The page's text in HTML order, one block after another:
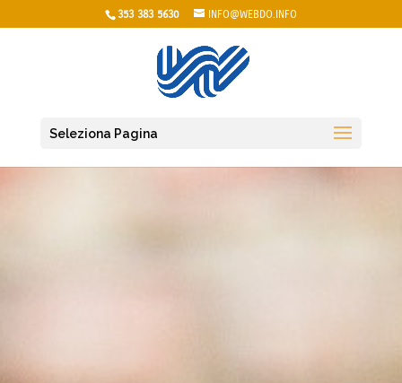
353 383 5630 INFO@WEBDO.INFO
Seleziona Pagina